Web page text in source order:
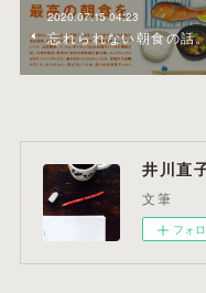
2020.07.15 04:23
忘れられない朝食の話
井川
文筆
フォ